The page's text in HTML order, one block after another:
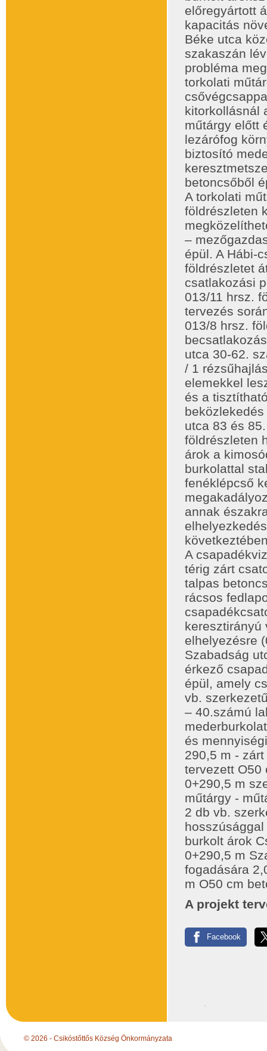
előregyártott
kapacitás
Béke utca
szakaszán
probléma
torkolati
kitorkollásnál
műtárgy előtt
lezárófog
biztosító
betoncsőből
A torkolati
földrészleten
–
épül. A Hábi-
földrészletet
csatlakozási
013/11 hrsz.
tervezés
013/8 hrsz.
utca 30-62.
/ 1
elemekkel
és a
utca 83 és
földrészleten
árok a
burkolattal
fenéklépcső
annak
A
térig zárt
talpas
rácsos
keresztirányú
elhelyezésre
Szabadság
érkező
épül, amely
vb.
– 40.számú
és
290,5 m -
tervezett O50
0+290,5 m
műtárgy -
2 db vb.
burkolt árok
0+290,5 m
fogadására
m O50 cm
A projekt
Facebook
© 2026 - Csikóstőttős Község Önkormányzata